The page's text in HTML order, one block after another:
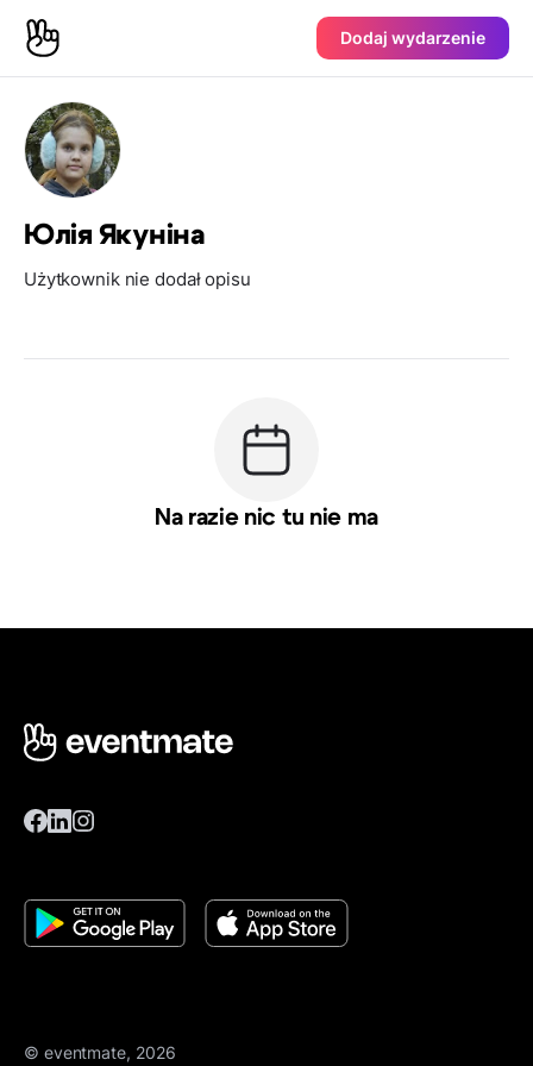
Dodaj wydarzenie
Юлiя Якунiна
Użytkownik nie dodał opisu
Na razie nic tu nie ma
© eventmate, 2026